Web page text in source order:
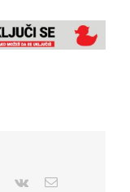
Pinterest
Vk Email